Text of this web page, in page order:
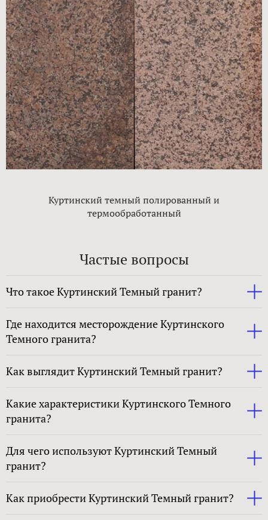
Куртинский темный полированный и
термообработанный
Частые вопросы
Что такое Куртинский Темный гранит?
Где находится месторождение Куртинского
Темного гранита?
Как выглядит Куртинский Темный гранит?
Какие характеристики Куртинского Темного
гранита?
Для чего используют Куртинский Темный
гранит?
Как приобрести Куртинский Темный гранит?